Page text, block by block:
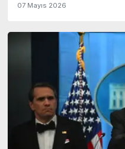
07 Mayıs 2026